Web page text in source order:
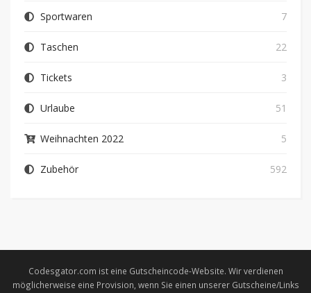
Sportwaren 7
Taschen 22
Tickets 3
Urlaube 51
Weihnachten 2022 5
Zubehör 592
Codesgator.com ist eine Gutscheincode-Website. Wir verdienen
möglicherweise eine Provision, wenn Sie einen unserer Gutscheine/Links